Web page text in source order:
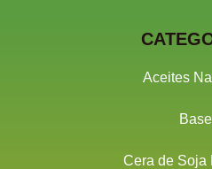
Aceites
Cera de Soja